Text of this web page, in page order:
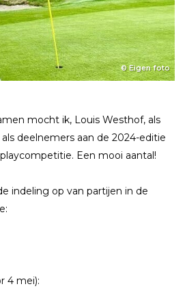
© Eigen foto
mocht ik, Louis Westhof, als
deelnemers aan de 2024-editie
Een mooi aantal!
indeling op van partijen in de
4 mei):